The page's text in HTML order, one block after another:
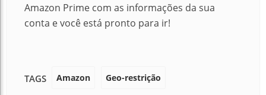
Amazon Prime com as informações da sua
conta e você está pronto para ir!
TAGS Amazon Geo-restrição